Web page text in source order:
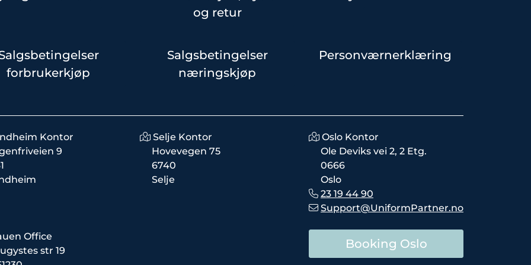
og retur
forbrukerkjøp
Salgsbetingelser
næringskjøp
Personværnerklæring
Kontor
9
Selje Kontor
Hovevegen 75
6740
Selje
Oslo Kontor
Ole Deviks vei 2, 2 Etg.
0666
Oslo
23 19 44 90
Support@UniformPartner.no
Office
str 19
Booking Oslo